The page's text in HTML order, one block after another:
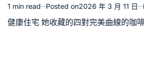
Estimated
read
1 min read Posted on2026 年 3 月 11 日
健康住宅 她收藏的四對完美曲線的咖